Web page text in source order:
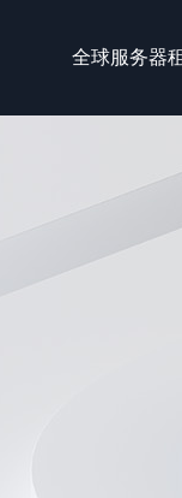
全球服务器